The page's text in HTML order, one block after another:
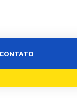
CONTATO